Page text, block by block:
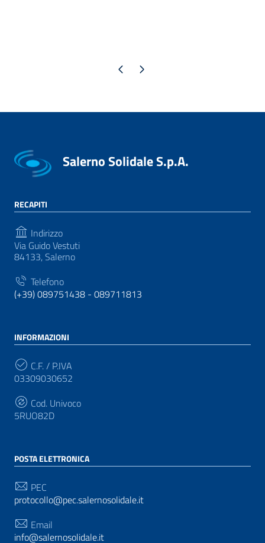
Pagina precedente
Pagina successiva
Salerno Solidale S.p.A.
RECAPITI
Indirizzo
Via Guido Vestuti
84133, Salerno
Telefono
(+39) 089751438 - 089711813
INFORMAZIONI
C.F. / P.IVA
03309030652
Cod. Univoco
5RUO82D
POSTA ELETTRONICA
PEC
protocollo@pec.salernosolidale.it
Email
info@salernosolidale.it